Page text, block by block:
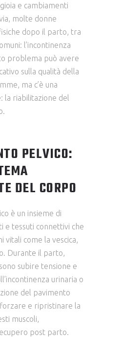
e cambiamenti
molte donne
dopo il parto, tra
l’incontinenza
problema può avere
sulla qualità della
ma c’è una
la riabilitazione del
PELVICO:
DEL CORPO
è un insieme di
e tessuti connettivi che
vitali come la vescica,
Durante il parto,
subire tensione e
urinaria o
del pavimento
e ripristinare la
muscoli,
post parto.